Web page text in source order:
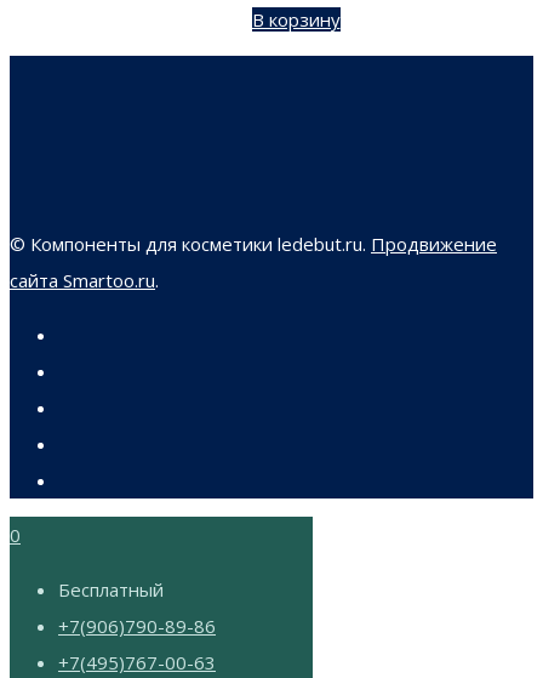
В корзину
© Компоненты для косметики ledebut.ru. Продвижение
сайта Smartoo.ru.
0
Бесплатный
+7(906)790-89-86
+7(495)767-00-63